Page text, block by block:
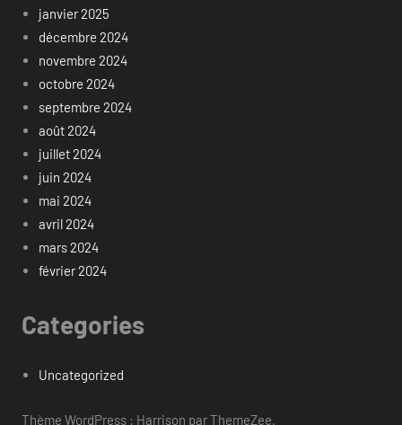
janvier 2025
décembre 2024
novembre 2024
octobre 2024
septembre 2024
août 2024
juillet 2024
juin 2024
mai 2024
avril 2024
mars 2024
février 2024
Categories
Uncategorized
Thème WordPress : Harrison par ThemeZee.